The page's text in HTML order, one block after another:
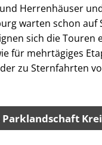
Herrenhäuser
warten schon auf
sich die Touren
für mehrtägiges
zu Sternfahrten
Parklandschaft